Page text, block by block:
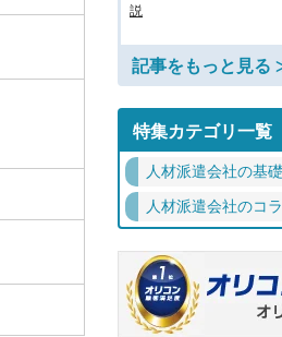
説
記事をもっと見る
特集カテゴリ一覧
人材派遣会社の基
人材派遣会社のコ